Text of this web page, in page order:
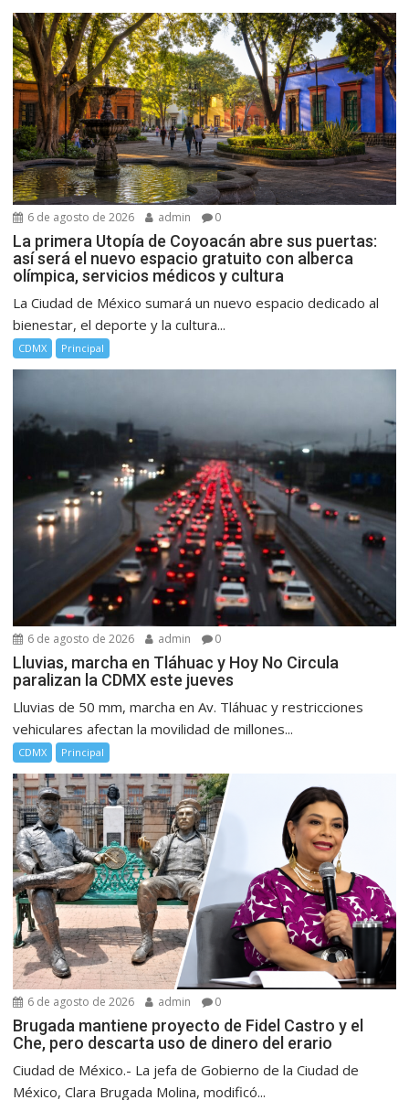
6 de agosto de 2026 admin 0
La primera Utopía de Coyoacán abre sus puertas:
así será el nuevo espacio gratuito con alberca
olímpica, servicios médicos y cultura
La Ciudad de México sumará un nuevo espacio dedicado al
bienestar, el deporte y la cultura...
CDMX Principal
6 de agosto de 2026 admin 0
Lluvias, marcha en Tláhuac y Hoy No Circula
paralizan la CDMX este jueves
Lluvias de 50 mm, marcha en Av. Tláhuac y restricciones
vehiculares afectan la movilidad de millones...
CDMX Principal
6 de agosto de 2026 admin 0
Brugada mantiene proyecto de Fidel Castro y el
Che, pero descarta uso de dinero del erario
Ciudad de México.- La jefa de Gobierno de la Ciudad de
México, Clara Brugada Molina, modificó...